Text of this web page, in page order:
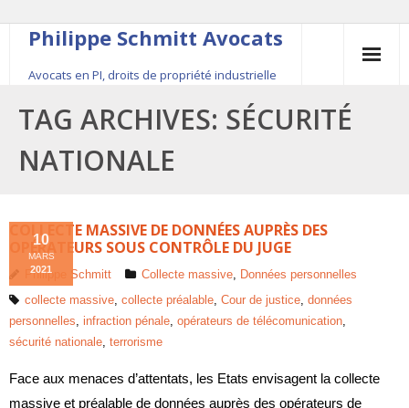
Philippe Schmitt Avocats
Avocats en PI, droits de propriété industrielle
45, rue Saint-Anne, 75001 Paris, +33 (0)1 84 16 35
54
Contact
Le fondateur
Publications
Actualité
TAG ARCHIVES: SÉCURITÉ
NATIONALE
COLLECTE MASSIVE DE DONNÉES AUPRÈS DES
OPÉRATEURS SOUS CONTRÔLE DU JUGE
10
MARS
2021
Philippe Schmitt Collecte massive, Données personnelles
collecte massive, collecte préalable, Cour de justice, données
personnelles, infraction pénale, opérateurs de télécomunication,
sécurité nationale, terrorisme
Face aux menaces d’attentats, les Etats envisagent la collecte
massive et préalable de données auprès des opérateurs de